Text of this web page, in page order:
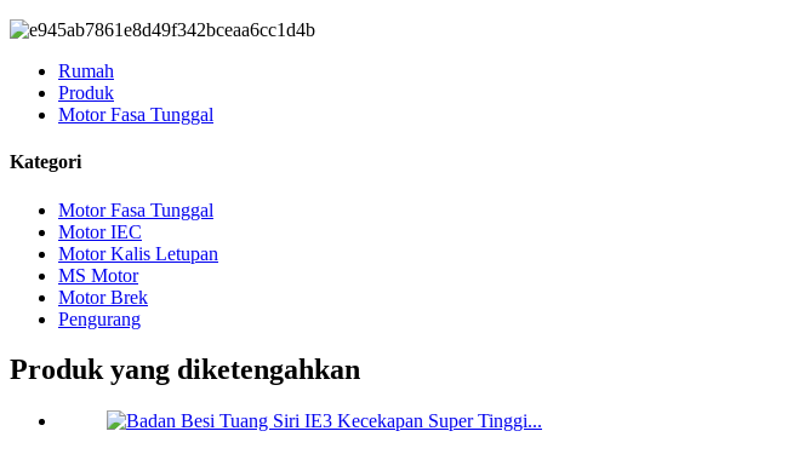
Rumah
Produk
Motor Fasa Tunggal
Kategori
Motor Fasa Tunggal
Motor IEC
Motor Kalis Letupan
MS Motor
Motor Brek
Pengurang
Produk yang diketengahkan